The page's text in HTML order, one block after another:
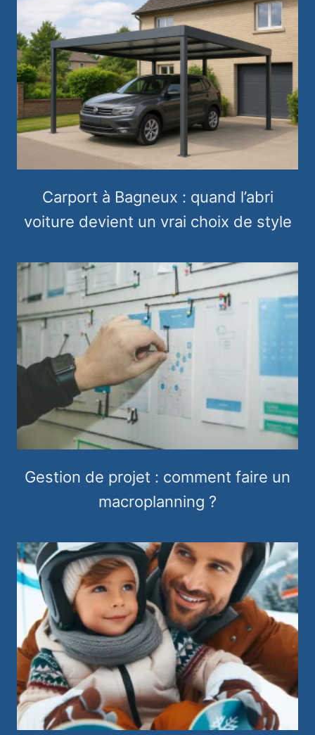
Carport à Bagneux : quand l’abri
voiture devient un vrai choix de style
Gestion de projet : comment faire un
macroplanning ?